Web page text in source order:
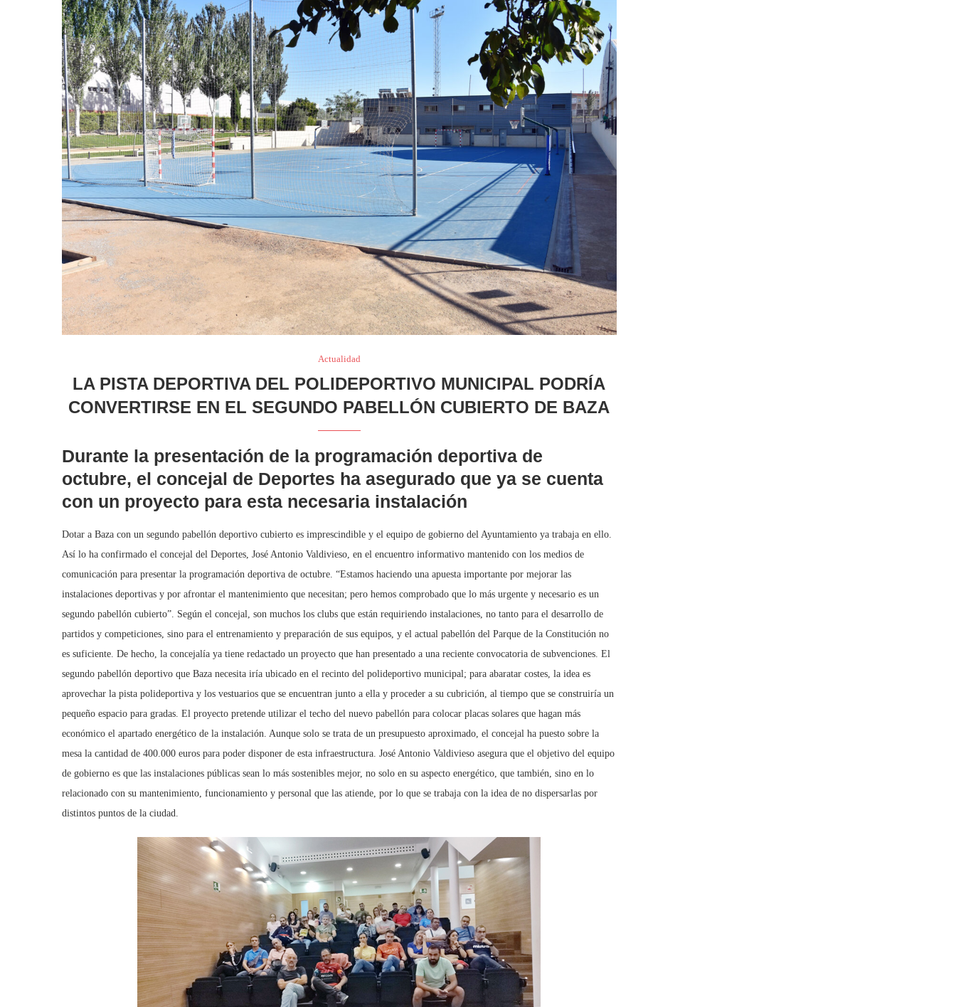
Actualidad
LA PISTA DEPORTIVA DEL POLIDEPORTIVO MUNICIPAL PODRÍA
CONVERTIRSE EN EL SEGUNDO PABELLÓN CUBIERTO DE BAZA
Durante la presentación de la programación deportiva de
octubre, el concejal de Deportes ha asegurado que ya se cuenta
con un proyecto para esta necesaria instalación
Dotar a Baza con un segundo pabellón deportivo cubierto es imprescindible y el equipo de gobierno del Ayuntamiento ya trabaja en ello.
Así lo ha confirmado el concejal del Deportes, José Antonio Valdivieso, en el encuentro informativo mantenido con los medios de
comunicación para presentar la programación deportiva de octubre. “Estamos haciendo una apuesta importante por mejorar las
instalaciones deportivas y por afrontar el mantenimiento que necesitan; pero hemos comprobado que lo más urgente y necesario es un
segundo pabellón cubierto”. Según el concejal, son muchos los clubs que están requiriendo instalaciones, no tanto para el desarrollo de
partidos y competiciones, sino para el entrenamiento y preparación de sus equipos, y el actual pabellón del Parque de la Constitución no
es suficiente. De hecho, la concejalía ya tiene redactado un proyecto que han presentado a una reciente convocatoria de subvenciones. El
segundo pabellón deportivo que Baza necesita iría ubicado en el recinto del polideportivo municipal; para abaratar costes, la idea es
aprovechar la pista polideportiva y los vestuarios que se encuentran junto a ella y proceder a su cubrición, al tiempo que se construiría un
pequeño espacio para gradas. El proyecto pretende utilizar el techo del nuevo pabellón para colocar placas solares que hagan más
económico el apartado energético de la instalación. Aunque solo se trata de un presupuesto aproximado, el concejal ha puesto sobre la
mesa la cantidad de 400.000 euros para poder disponer de esta infraestructura. José Antonio Valdivieso asegura que el objetivo del equipo
de gobierno es que las instalaciones públicas sean lo más sostenibles mejor, no solo en su aspecto energético, que también, sino en lo
relacionado con su mantenimiento, funcionamiento y personal que las atiende, por lo que se trabaja con la idea de no dispersarlas por
distintos puntos de la ciudad.